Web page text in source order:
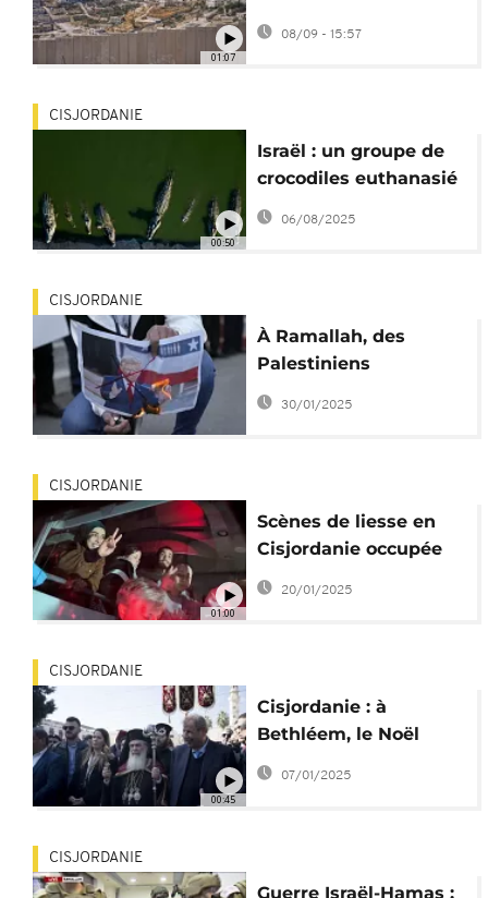
01:07
condamnent le projet
de colonisation en
08/09 - 15:57
00:50
CISJORDANIE
Israël : un groupe de
crocodiles euthanasié
en Cisjordanie
06/08/2025
CISJORDANIE
À Ramallah, des
Palestiniens
manifestent contre le
plan de Trump
30/01/2025
01:00
CISJORDANIE
Scènes de liesse en
Cisjordanie occupée
lors du retour de 90
20/01/2025
00:45
CISJORDANIE
Cisjordanie : à
Bethléem, le Noël
orthodoxe terni par le
07/01/2025
CISJORDANIE
Guerre Israël-Hamas :